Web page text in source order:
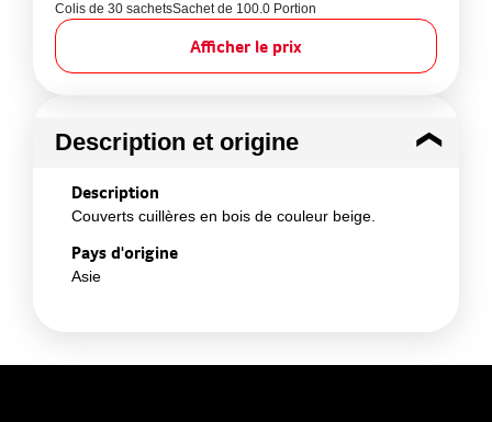
Colis de 30 sachetsSachet de 100.0 Portion
Afficher le prix
Description et origine
Description
Couverts cuillères en bois de couleur beige.
Pays d'origine
Asie